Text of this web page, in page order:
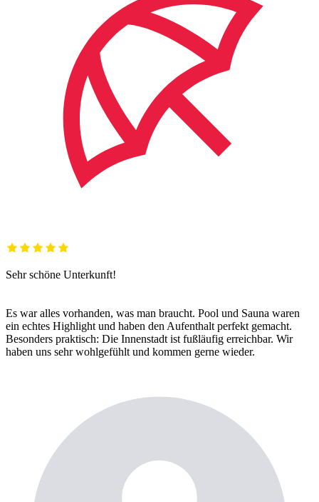
Sehr schöne Unterkunft!
Es war alles vorhanden, was man braucht. Pool und Sauna waren
ein echtes Highlight und haben den Aufenthalt perfekt gemacht.
Besonders praktisch: Die Innenstadt ist fußläufig erreichbar. Wir
haben uns sehr wohlgefühlt und kommen gerne wieder.